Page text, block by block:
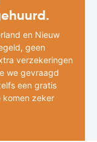
en Nieuw
geen
verzekeringen
we gevraagd
een gratis
komen zeker